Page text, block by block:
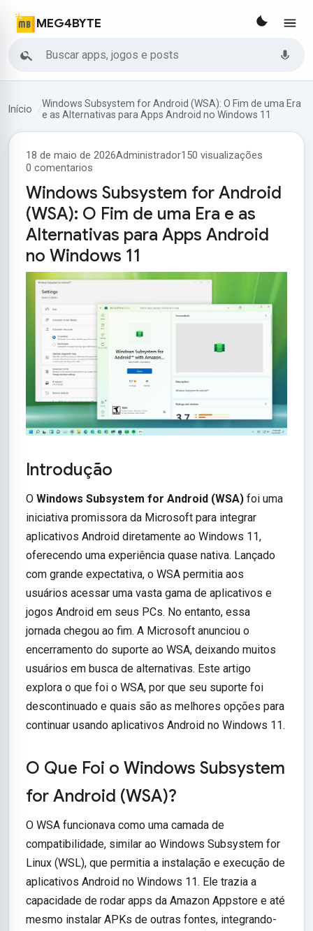
MEG4BYTE
Início
Windows Subsystem for Android (WSA): O Fim de uma Era
e as Alternativas para Apps Android no Windows 11
18 de maio de 2026Administrador150 visualizações
0 comentarios
Windows Subsystem for Android
(WSA): O Fim de uma Era e as
Alternativas para Apps Android
no Windows 11
Introdução
O Windows Subsystem for Android (WSA) foi uma
iniciativa promissora da Microsoft para integrar
aplicativos Android diretamente ao Windows 11,
oferecendo uma experiência quase nativa. Lançado
com grande expectativa, o WSA permitia aos
usuários acessar uma vasta gama de aplicativos e
jogos Android em seus PCs. No entanto, essa
jornada chegou ao fim. A Microsoft anunciou o
encerramento do suporte ao WSA, deixando muitos
usuários em busca de alternativas. Este artigo
explora o que foi o WSA, por que seu suporte foi
descontinuado e quais são as melhores opções para
continuar usando aplicativos Android no Windows 11.
O Que Foi o Windows Subsystem
for Android (WSA)?
O WSA funcionava como uma camada de
compatibilidade, similar ao Windows Subsystem for
Linux (WSL), que permitia a instalação e execução de
aplicativos Android no Windows 11. Ele trazia a
capacidade de rodar apps da Amazon Appstore e até
mesmo instalar APKs de outras fontes, integrando-